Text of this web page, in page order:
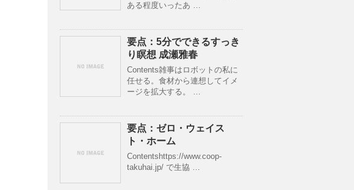
ある程度いったあ …
要点：5分でできるすっき
り瞑想 成瀬雅春
Contents雑事はロボットの私に
任せる。食材から連想してイメ
ージを拡大する。 …
要点：ゼロ・ウェイス
ト・ホーム
Contentshttps://www.coop-
takuhai.jp/ で生協 …